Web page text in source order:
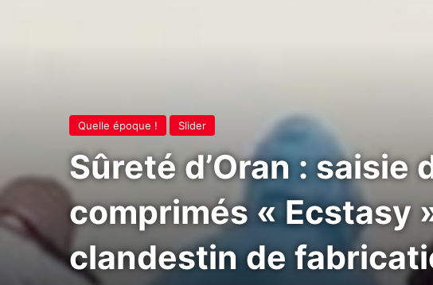
Quelle époque ! Slider
Sûreté d’Oran :
comprimés « Ecstasy
clandestin de